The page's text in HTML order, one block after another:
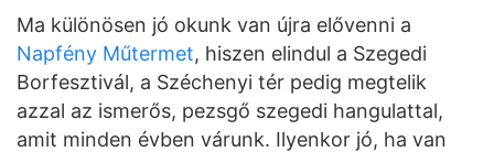
Ma különösen jó okunk van újra elővenni a
Napfény Műtermet, hiszen elindul a Szegedi
Borfesztivál, a Széchenyi tér pedig megtelik
azzal az ismerős, pezsgő szegedi hangulattal,
amit minden évben várunk. Ilyenkor jó, ha van